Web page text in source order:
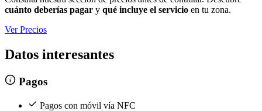
cuánto deberías pagar y qué incluye el servicio en tu zona.
Ver Precios
Datos interesantes
Pagos
Pagos con móvil vía NFC